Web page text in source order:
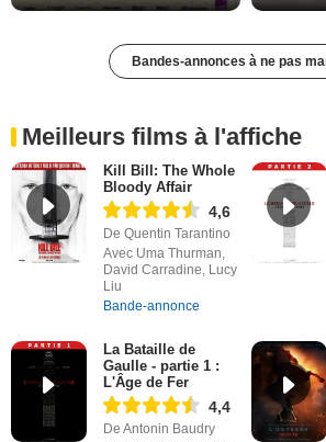
Bandes-annonces à ne pas
Meilleurs films à l'affiche
Kill Bill: The Whole
Bloody Affair
4,6
De Quentin Tarantino
Avec Uma Thurman,
David Carradine, Lucy
Liu
Bande-annonce
La Bataille de
Gaulle - partie 1 :
L'Âge de Fer
4,4
De Antonin Baudry